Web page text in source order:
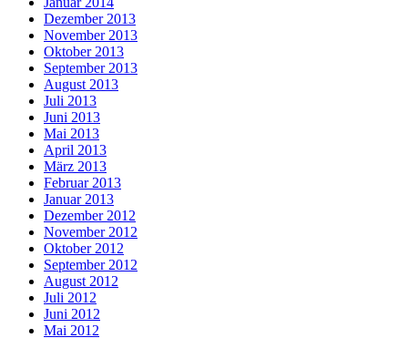
Dezember 2013
November 2013
Oktober 2013
September 2013
August 2013
Juli 2013
Juni 2013
Mai 2013
April 2013
März 2013
Februar 2013
Januar 2013
Dezember 2012
November 2012
Oktober 2012
September 2012
August 2012
Juli 2012
Juni 2012
Mai 2012